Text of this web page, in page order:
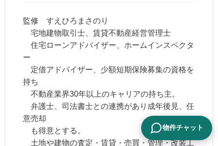
監修 すえひろまさのり
宅地建物取引士、賃貸不動産経営管理士
住宅ローンアドバイザー、ホームインスペクタ
ー
定借アドバイザー、少額短期保険募集の資格を
持ち
不動産業界30年以上のキャリアの持ち主。
弁護士、司法書士との連携があり成年後見、任
意売却
も得意とする。
土地や建物の査定・賃貸・売買・管理・改装工
物件チャット